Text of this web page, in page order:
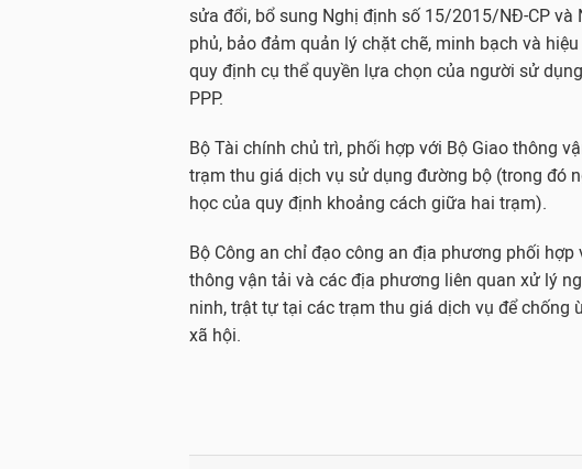
sửa đổi, bổ sung Nghị định số 15/2015/NĐ-CP
phủ, bảo đảm quản lý chặt chẽ, minh bạch và
quy định cụ thể quyền lựa chọn của người sử
PPP.
Bộ Tài chính chủ trì, phối hợp với Bộ Giao thông
trạm thu giá dịch vụ sử dụng đường bộ (trong đó
học của quy định khoảng cách giữa hai trạm).
Bộ Công an chỉ đạo công an địa phương phối
thông vận tải và các địa phương liên quan xử lý
ninh, trật tự tại các trạm thu giá dịch vụ để chống
xã hội.